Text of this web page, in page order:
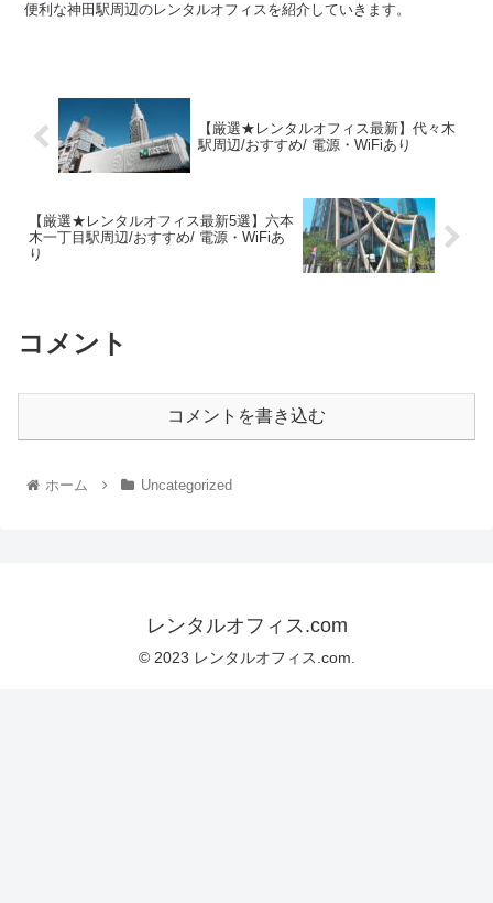
便利な神田駅周辺のレンタルオフィスを紹介していきます。
【厳選★レンタルオフィス最新】代々木
駅周辺/おすすめ/ 電源・WiFiあり
【厳選★レンタルオフィス最新5選】六本
木一丁目駅周辺/おすすめ/ 電源・WiFiあ
り
コメント
コメントを書き込む
ホーム Uncategorized
レンタルオフィス.com
© 2023 レンタルオフィス.com.